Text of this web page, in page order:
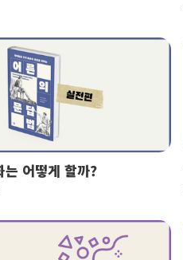
는 어떻게 할까?